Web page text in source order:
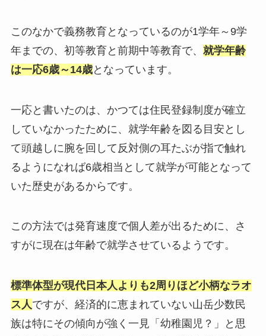
このなかで義務教育となっているのが1学年～9学
年までの、初等教育と前期中等教育で、 就学年齢
は一応6歳～14歳となっています。
一応と書いたのは、かつては住民登録制度が確立
していなかったために、就学年齢を図る目安とし
て頭越しに腕を回して反対側の耳たぶが指で触れ
るようになれば6歳相当として就学が可能となって
いた歴史があるからです。
この方法では発育速度で個人差が出るために、さ
すがに現在は年齢で就学させているようです。
標準体型が現代日本人よりも2周りほど小柄なラオ
ス人ですが、経済的に恵まれていない山岳少数民
族は特にその傾向が強く一見「幼稚園児？」と思